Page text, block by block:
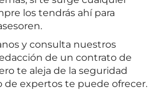
los tendrás ahí para
y consulta nuestros
de un contrato de
te aleja de la seguridad
expertos te puede ofrecer.